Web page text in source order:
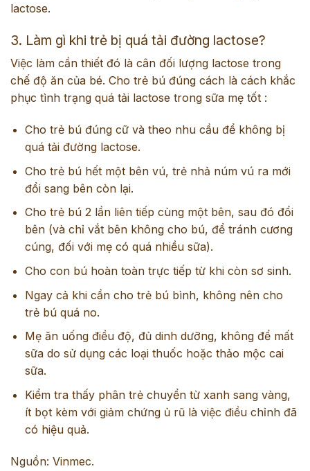
lactose.
3. Làm gì khi trẻ bị quá tải đường lactose?
Việc làm cần thiết đó là cân đối lượng lactose trong
chế độ ăn của bé. Cho trẻ bú đúng cách là cách khắc
phục tình trạng quá tải lactose trong sữa mẹ tốt :
Cho trẻ bú đúng cữ và theo nhu cầu để không bị
quá tải đường lactose.
Cho trẻ bú hết một bên vú, trẻ nhả núm vú ra mới
đổi sang bên còn lại.
Cho trẻ bú 2 lần liên tiếp cùng một bên, sau đó đổi
bên (và chỉ vắt bên không cho bú, để tránh cương
cúng, đối với mẹ có quá nhiều sữa).
Cho con bú hoàn toàn trực tiếp từ khi còn sơ sinh.
Ngay cả khi cần cho trẻ bú bình, không nên cho
trẻ bú quá no.
Mẹ ăn uống điều độ, đủ dinh dưỡng, không để mất
sữa do sử dụng các loại thuốc hoặc thảo mộc cai
sữa.
Kiểm tra thấy phân trẻ chuyển từ xanh sang vàng,
ít bọt kèm với giảm chứng ủ rũ là việc điều chỉnh đã
có hiệu quả.
Nguồn: Vinmec.